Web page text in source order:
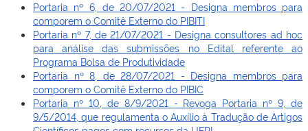
Portaria nº 6, de 20/07/2021 - Designa membros para
comporem o Comitê Externo do PIBITI
Portaria nº 7, de 21/07/2021 - Designa consultores ad hoc
para análise das submissões no Edital referente ao
Programa Bolsa de Produtividade
Portaria nº 8, de 28/07/2021 - Designa membros para
comporem o Comitê Externo do PIBIC
Portaria nº 10, de 8/9/2021 - Revoga Portaria nº 9, de
9/5/2014, que regulamenta o Auxílio à Tradução de Artigos